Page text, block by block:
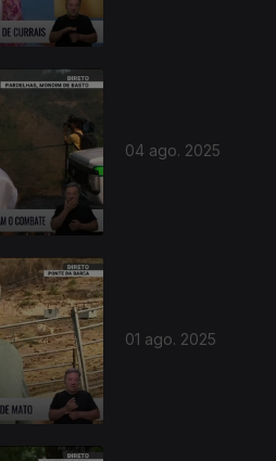
04 ago. 2025
01 ago. 2025